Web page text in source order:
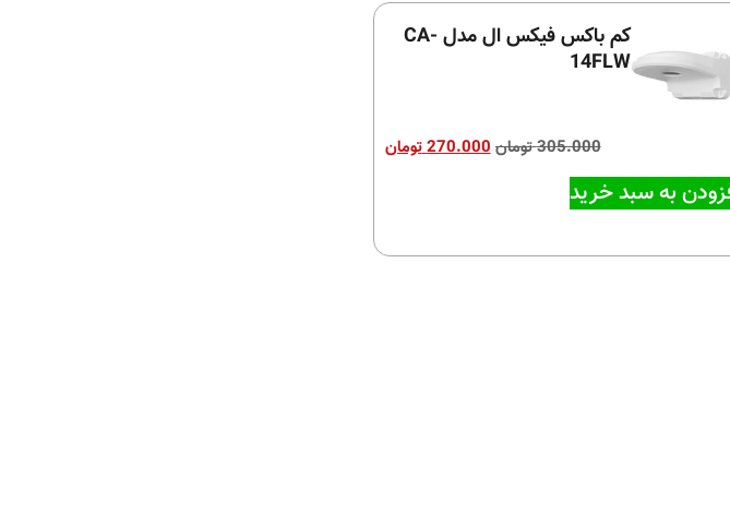
کم باکس فیکس ال مدل CA-
14FLW
305.000تومان270.000تومان
به سبد خرید